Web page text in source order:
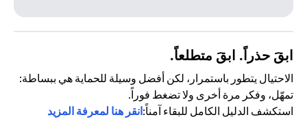
ابقَ حذراً. ابقَ متطلعاً.
الاحتيال يتطور باستمرار، لكن أفضل وسيلة للحماية هي ببساطة:
تمهّل، وفكر مرة أخرى ولا تضغط فوراً.
استكشف الدليل الكامل للبقاء آمناً:انقر هنا لمعرفة المزيد